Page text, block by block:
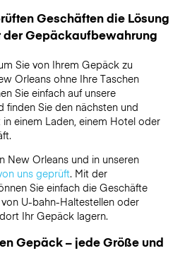
Geschäften die Lösung
der Gepäckaufbewahrung
Sie von Ihrem Gepäck zu
Orleans ohne Ihre Taschen
Sie einfach auf unsere
finden Sie den nächsten und
einem Laden, einem Hotel oder
New Orleans und in unseren
uns geprüft. Mit der
Sie einfach die Geschäfte
U-bahn-Haltestellen oder
Ihr Gepäck lagern.
Gepäck – jede Größe und